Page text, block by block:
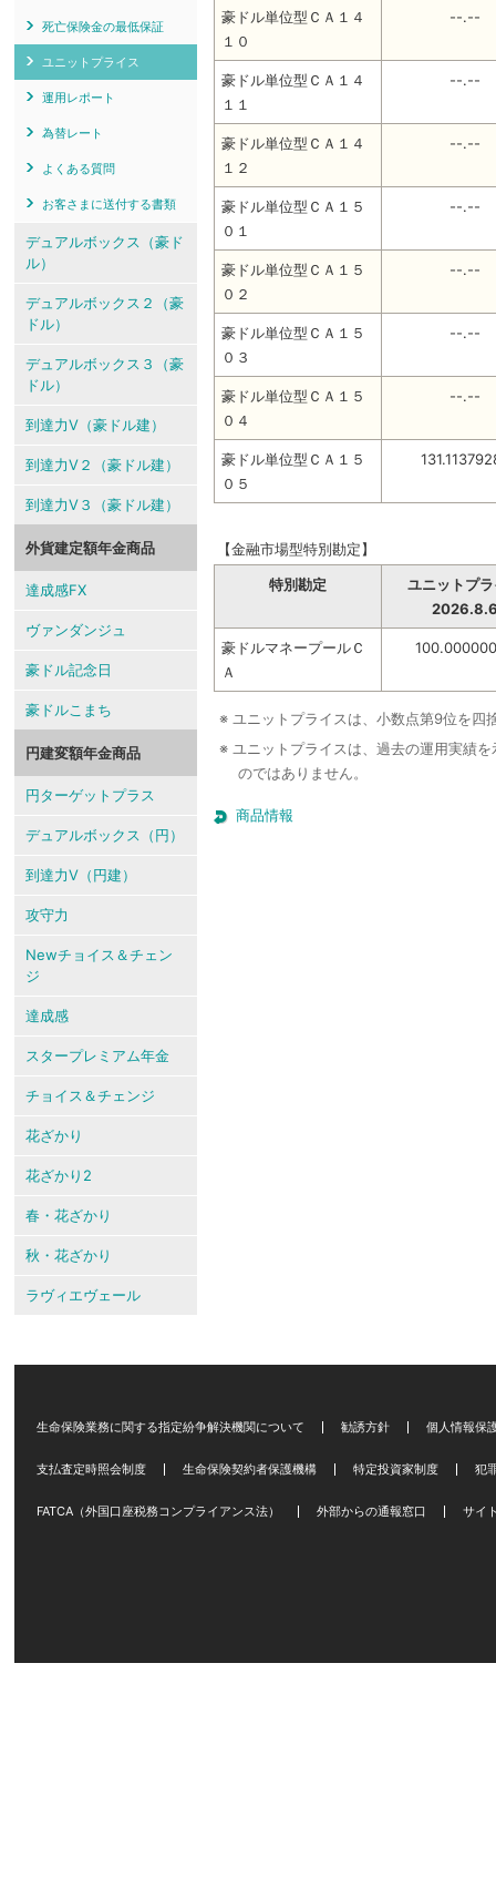
豪ドル単位型ＣＡ１４
１０
--.--
豪ドル単位型ＣＡ１４
１１
--.--
豪ドル単位型ＣＡ１４
１２
--.--
豪ドル単位型ＣＡ１５
０１
--.--
豪ドル単位型ＣＡ１５
０２
--.--
豪ドル単位型ＣＡ１５
０３
--.--
豪ドル単位型ＣＡ１５
０４
--.--
豪ドル単位型ＣＡ１５
０５
【金融市場型特別勘定】
特別勘定
ユニットプ
豪ドルマネープールＣ
Ａ
※ ユニットプライスは、小数点第9位を四
※ ユニットプライスは、過去の運用実績
のではありません。
商品情報
死亡保険金の最低保証
ユニットプライス
運用レポート
為替レート
よくある質問
お客さまに送付する書類
デュアルボックス（豪ド
ル）
デュアルボックス２（豪
ドル）
デュアルボックス３（豪
ドル）
到達力V（豪ドル建）
到達力V２（豪ドル建）
到達力V３（豪ドル建）
外貨建定額年金商品
達成感FX
ヴァンダンジュ
豪ドル記念日
豪ドルこまち
円建変額年金商品
円ターゲットプラス
デュアルボックス（円）
到達力V（円建）
攻守力
Newチョイス＆チェン
ジ
達成感
スタープレミアム年金
チョイス＆チェンジ
花ざかり
花ざかり2
春・花ざかり
秋・花ざかり
ラヴィエヴェール
生命保険業務に関する指定紛争解決機関について 勧誘方針 個人情報保
支払査定時照会制度 生命保険契約者保護機構 特定投資家制度 犯
FATCA（外国口座税務コンプライアンス法） 外部からの通報窓口 サイ